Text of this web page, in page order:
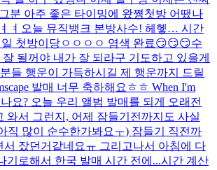
분 아주 좋은 타이밍에 왔쪙첫방 어땠나
ㅕ 오늘 뮤직뱅크 본방사수! 헤헿… 시간
일 첫방이당ㅇㅇㅇㅇ 염색 완료😏😏😏수
될꺼야 내가 잘 되라구 기도하고 있을게
들 행운이 가득하시길 제 행운까지 드릴
발매 너무 축하해요ㅎㅎ When I'm
요? 오늘 우리 앨범 발매를 되게 오래전
와서 그런지, 어제 잠들기전까지도 사실
직 많이 순수한가봐요ㅜ) 잠들기 직전까
서 잤던거같네요ㅠ 그리고나서 아침에 다
기로해서 한국 발매 시간 전에...시간 계산